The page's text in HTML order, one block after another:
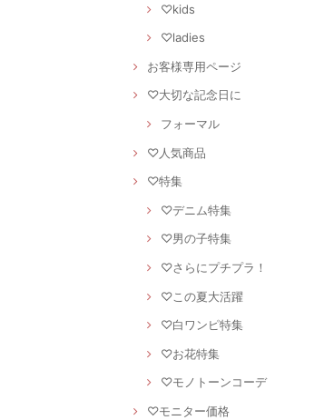
♡kids
♡ladies
お客様専用ページ
♡大切な記念日に
フォーマル
♡人気商品
♡特集
♡デニム特集
♡男の子特集
♡さらにプチプラ！
♡この夏大活躍
♡白ワンピ特集
♡お花特集
♡モノトーンコーデ
♡モニター価格